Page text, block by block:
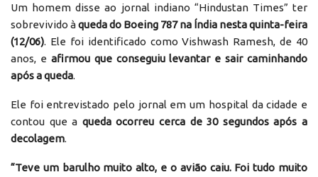
Um homem disse ao jornal indiano “Hindustan Times” ter
sobrevivido àqueda do Boeing 787 na Índia nesta quinta-feira
(12/06). Ele foi identificado como Vishwash Ramesh, de 40
anos, e afirmou que conseguiu levantar e sair caminhando
após a queda.
Ele foi entrevistado pelo jornal em um hospital da cidade e
contou que a queda ocorreu cerca de 30 segundos após a
decolagem.
“Teve um barulho muito alto, e o avião caiu. Foi tudo muito